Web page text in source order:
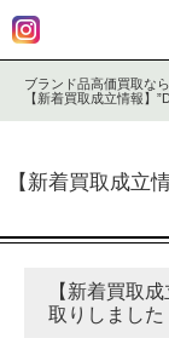
ブランド品高価買取な
【新着買取成立情報】
【新着買取成立
【新着買取
取りしました